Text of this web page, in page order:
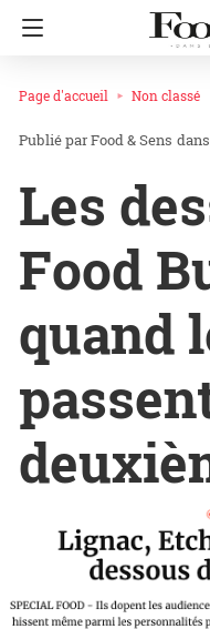
Page d'accueil Non classé
Food & Sens dans
Les
Food
quand